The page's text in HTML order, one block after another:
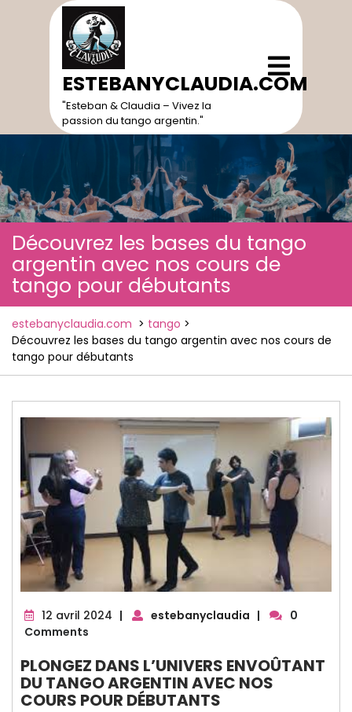
ESTEBANYCLAUDIA.COM
"Esteban & Claudia – Vivez la
passion du tango argentin."
Open
Menu
Découvrez les bases du tango
argentin avec nos cours de
tango pour débutants
estebanyclaudia.com > tango >
Découvrez les bases du tango argentin avec nos cours de
tango pour débutants
12 avril 2024 12| estebanyclaudia |
0
Comments
PLONGEZ DANS L’UNIVERS ENVOÛTANT
DU TANGO ARGENTIN AVEC NOS
COURS POUR DÉBUTANTS